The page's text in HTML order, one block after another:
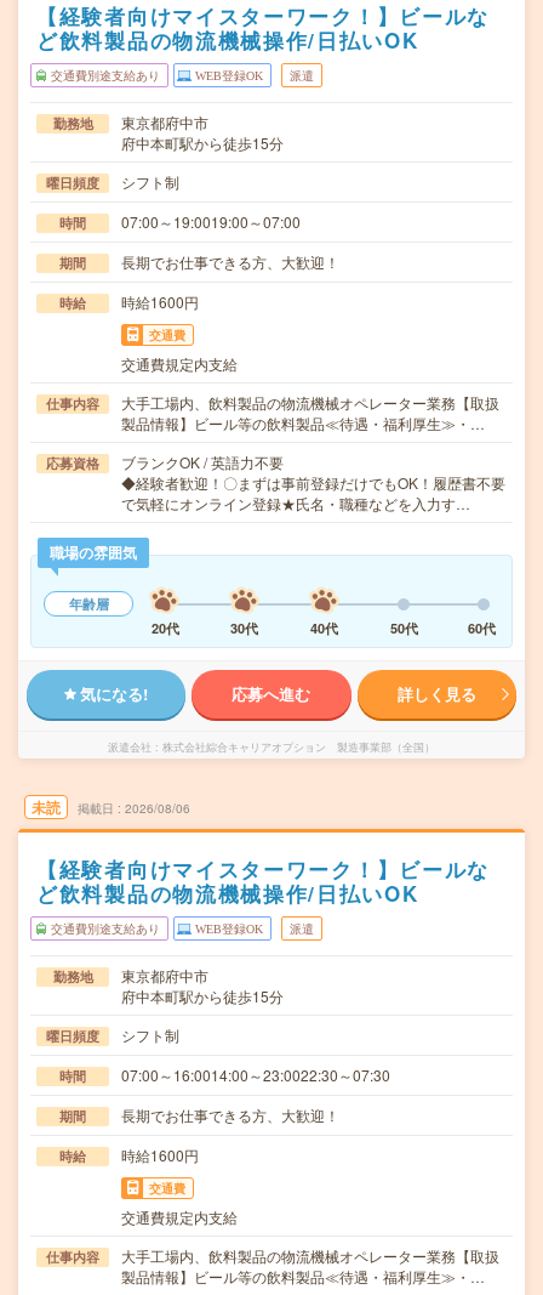
【経験者向けマイスターワーク！】ビールな
ど飲料製品の物流機械操作/日払いOK
交通費別途支給あり WEB登録OK 派遣
勤務地
東京都府中市
府中本町駅から徒歩15分
曜日頻度 シフト制
時間 07:00～19:0019:00～07:00
期間 長期でお仕事できる方、大歓迎！
時給 時給1600円
交通費
交通費規定内支給
仕事内容
大手工場内、飲料製品の物流機械オペレーター業務【取扱
製品情報】ビール等の飲料製品≪待遇・福利厚生≫・…
応募資格
ブランクOK / 英語力不要
◆経験者歓迎！〇まずは事前登録だけでもOK！履歴書不要
で気軽にオンライン登録★氏名・職種などを入力す…
職場の雰囲気
年齢層
20代
30代 40代 50代 60代
気になる! 応募へ進む 詳しく見る
派遣会社 株式会社綜合キャリアオプション 製造事業部（全国）
未読 掲載日 2026/08/06
【経験者向けマイスターワーク！】ビールな
ど飲料製品の物流機械操作/日払いOK
交通費別途支給あり WEB登録OK 派遣
勤務地
東京都府中市
府中本町駅から徒歩15分
曜日頻度 シフト制
時間 07:00～16:0014:00～23:0022:30～07:30
期間 長期でお仕事できる方、大歓迎！
時給 時給1600円
交通費
交通費規定内支給
仕事内容
大手工場内、飲料製品の物流機械オペレーター業務【取扱
製品情報】ビール等の飲料製品≪待遇・福利厚生≫・…